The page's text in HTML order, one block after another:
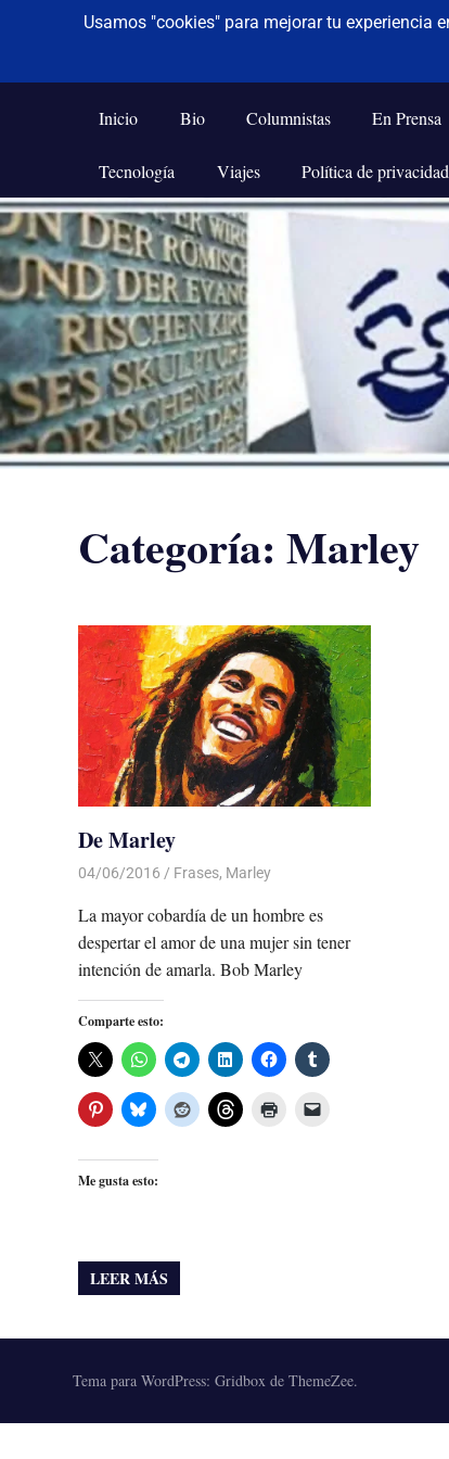
Saltar
al
contenido
De todo un poco
Frases,
Humor,
Tecnología
y
Viajes
Inicio Bio Columnistas En Prensa
Tecnología Viajes Política de privacidad
Categoría: Marley
De Marley
04/06/2016 Luis Castellanos
Frases, Marley
La mayor cobardía de un hombre es
despertar el amor de una mujer sin tener
intención de amarla. Bob Marley
Comparte esto:
Me gusta esto:
LEER MÁS
Tema para WordPress: Gridbox de ThemeZee.